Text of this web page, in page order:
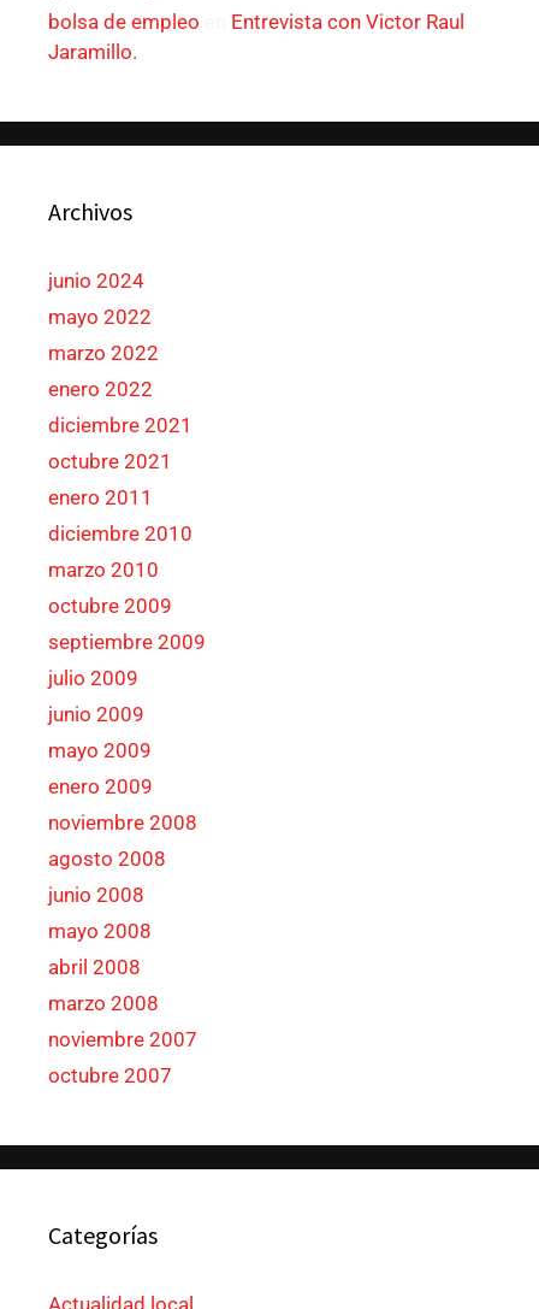
bolsa de empleo
Entrevista con Victor Raul
Jaramillo.
Archivos
junio 2024
mayo 2022
marzo 2022
enero 2022
diciembre 2021
octubre 2021
enero 2011
diciembre 2010
marzo 2010
octubre 2009
septiembre 2009
julio 2009
junio 2009
mayo 2009
enero 2009
noviembre 2008
agosto 2008
junio 2008
mayo 2008
abril 2008
marzo 2008
noviembre 2007
octubre 2007
Categorías